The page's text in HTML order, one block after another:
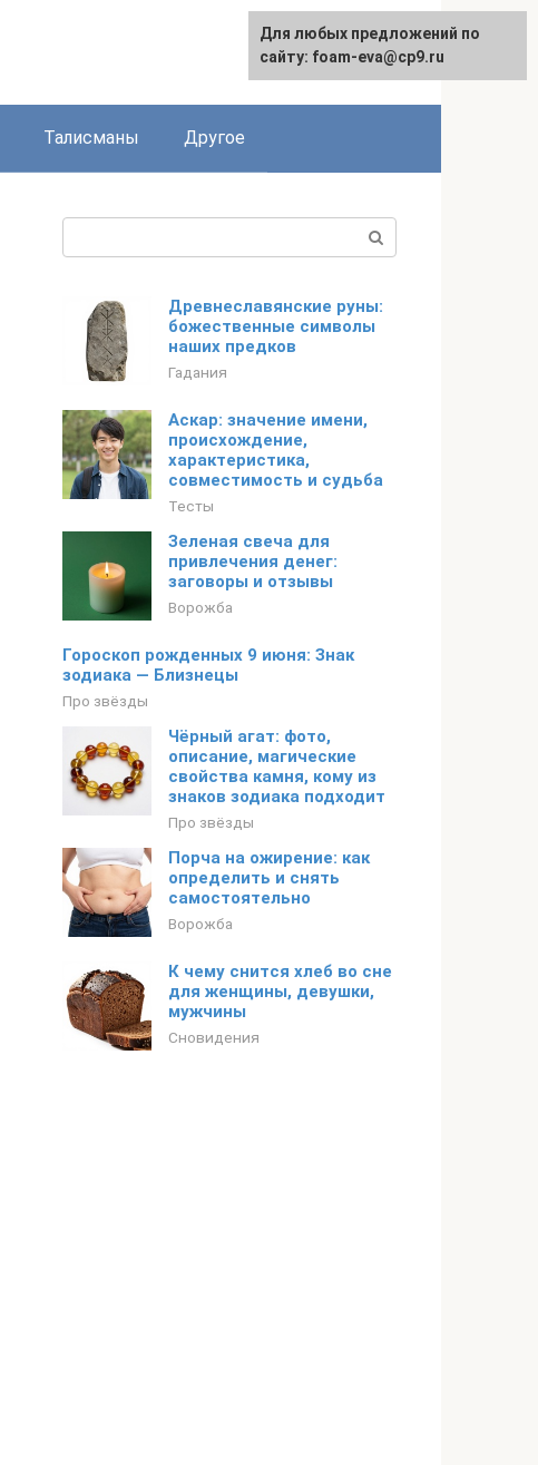
Талисманы Другое
Древнеславянские руны:
божественные символы
наших предков
Гадания
Аскар: значение имени,
происхождение,
характеристика,
совместимость и судьба
Тесты
Зеленая свеча для
привлечения денег:
заговоры и отзывы
Ворожба
Гороскоп рожденных 9 июня: Знак
зодиака — Близнецы
Про звёзды
Чёрный агат: фото,
описание, магические
свойства камня, кому из
знаков зодиака подходит
Про звёзды
Порча на ожирение: как
определить и снять
самостоятельно
Ворожба
К чему снится хлеб во сне
для женщины, девушки,
мужчины
Сновидения
Для любых предложений по
сайту: foam-eva@cp9.ru